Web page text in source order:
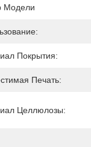
Модели
Покрытия:
Печать:
Целлюлозы: